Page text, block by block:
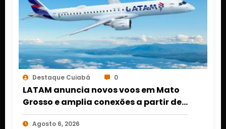
Destaque Cuiabá 0
LATAM anuncia novos voos em Mato
Grosso e amplia conexões a partir de
Cuiabá e Rondonópolis
Agosto 6, 2026